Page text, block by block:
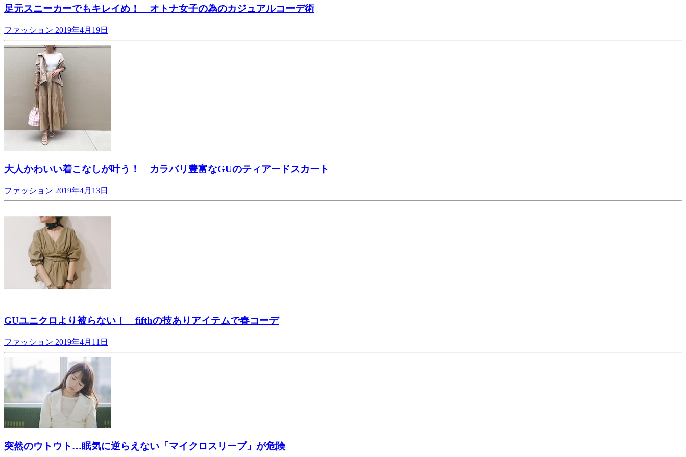
足元スニーカーでもキレイめ！ オトナ女子の為のカジュアルコーデ術
ファッション 2019年4月19日
大人かわいい着こなしが叶う！ カラバリ豊富なGUのティアードスカート
ファッション 2019年4月13日
GUユニクロより被らない！ fifthの技ありアイテムで春コーデ
ファッション 2019年4月11日
突然のウトウト…眠気に逆らえない「マイクロスリープ」が危険